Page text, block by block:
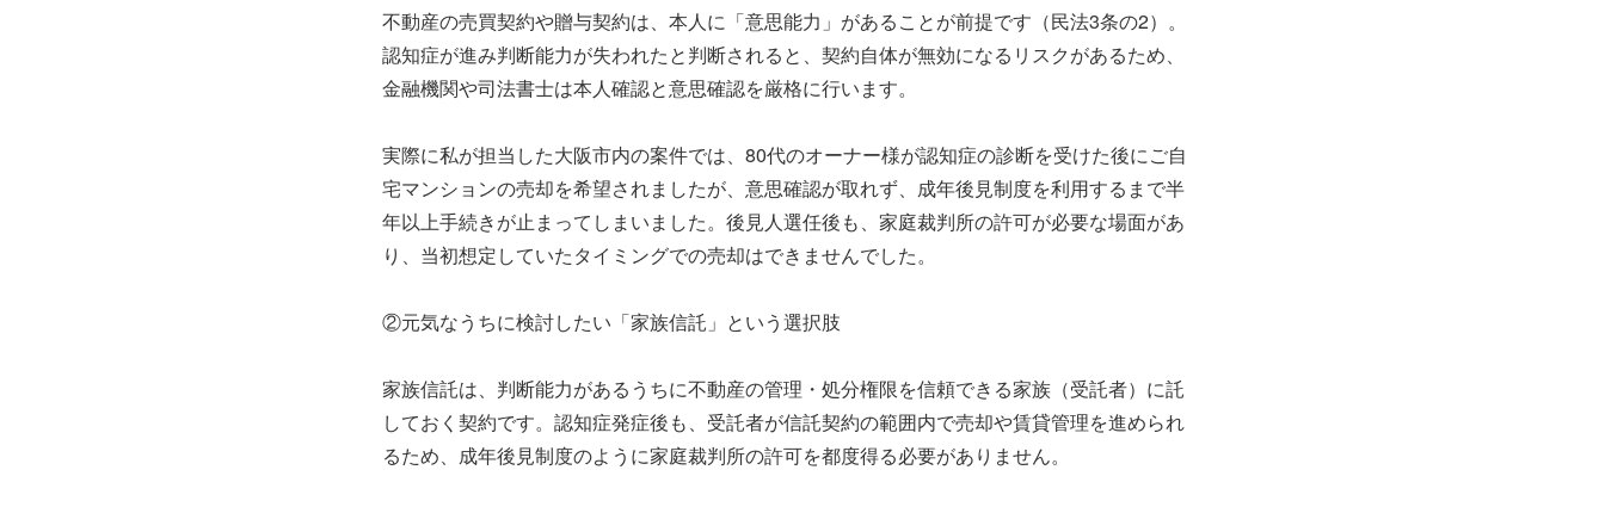
不動産の売買契約や贈与契約は、本人に「意思能力」があることが前提です（民法3条の2）。
認知症が進み判断能力が失われたと判断されると、契約自体が無効になるリスクがあるため、
金融機関や司法書士は本人確認と意思確認を厳格に行います。
実際に私が担当した大阪市内の案件では、80代のオーナー様が認知症の診断を受けた後にご自
宅マンションの売却を希望されましたが、意思確認が取れず、成年後見制度を利用するまで半
年以上手続きが止まってしまいました。後見人選任後も、家庭裁判所の許可が必要な場面があ
り、当初想定していたタイミングでの売却はできませんでした。
②元気なうちに検討したい「家族信託」という選択肢
家族信託は、判断能力があるうちに不動産の管理・処分権限を信頼できる家族（受託者）に託
しておく契約です。認知症発症後も、受託者が信託契約の範囲内で売却や賃貸管理を進められ
るため、成年後見制度のように家庭裁判所の許可を都度得る必要がありません。